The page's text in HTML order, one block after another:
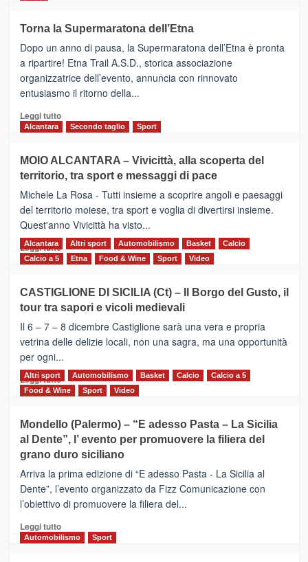
BROOKS
SuperMaratona
dell’Etna,
presentata
l’edizione
2026
Torna la Supermaratona dell’Etna
Dopo un anno di pausa, la Supermaratona dell’Etna è pronta
a ripartire! Etna Trail A.S.D., storica associazione
organizzatrice dell’evento, annuncia con rinnovato
entusiasmo il ritorno della...
Leggi tuttoLeggi
Torna
la
Supermaratona
dell’Etna
Alcantara Secondo taglio Sport
MOIO ALCANTARA – Vivicittà, alla scoperta del
territorio, tra sport e messaggi di pace
Michele La Rosa - Tutti insieme a scoprire angoli e paesaggi
del territorio moiese, tra sport e voglia di divertirsi insieme.
Quest'anno Vivicittà ha visto...
Leggi tutto Leggi
MOIO
ALCANTARA
–
Vivicittà,
alla
scoperta
del
territorio,
e
messaggi
di
Alcantara Altri sport Automobilismo Basket
Calcio
Calcio a 5
Etna Food & Wine Sport Video
CASTIGLIONE DI SICILIA (Ct) – Il Borgo del Gusto, il
tour tra sapori e vicoli medievali
Il 6 – 7 – 8 dicembre Castiglione sarà una vera e propria
vetrina delle delizie locali, non una sagra, ma una opportunità
per ogni...
Leggi tuttoLeggi
di
CASTIGLIONE
DI
SICILIA
(Ct)
–
Il
Borgo
Gusto,
il
Altri sport Automobilismo Basket Calcio
Calcio a 5
Food & Wine
Sport Video
Mondello (Palermo) – “E adesso Pasta – La Sicilia
al Dente”, l’ evento per promuovere la filiera del
grano duro siciliano
Arriva la prima edizione di “E adesso Pasta - La Sicilia al
Dente”, l’evento organizzato da Fizz Comunicazione con
l’obiettivo di promuovere la filiera del...
Leggi tuttoLeggi
di
Automobilismo Sport